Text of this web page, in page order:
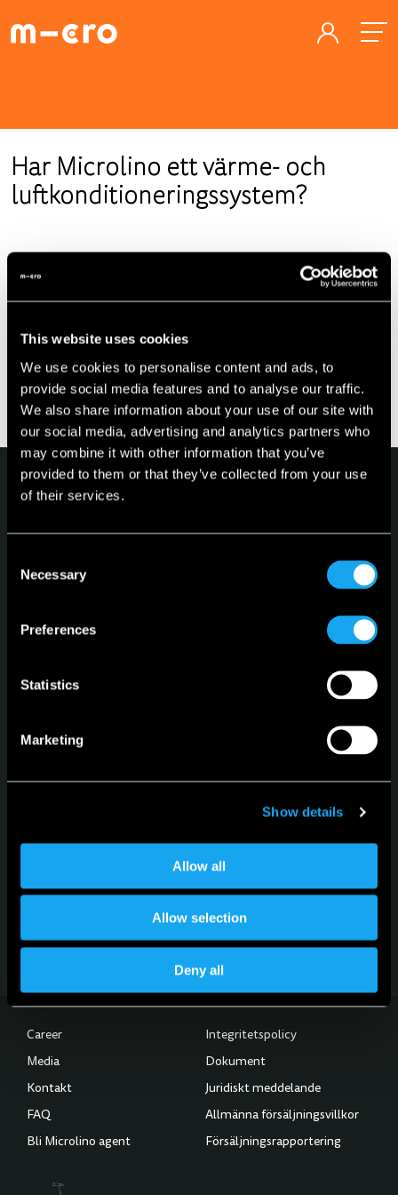
This website uses cookies
We use cookies to personalise content and ads, to
provide social media features and to analyse our traffic.
We also share information about your use of our site with
our social media, advertising and analytics partners who
may combine it with other information that you’ve
provided to them or that they’ve collected from your use
of their services.
Selection
Necessary
Preferences
Statistics
Marketing
Show details
Allow all
Allow selection
Deny all
Har Microlino ett värme- och
luftkonditioneringssystem?
på 1800 W, som avfrostar rutorna och värmer upp kupén
på mycket kort tid. Bakrutan avfrostas med hjälp av
fläkten blåsa frisk luft in i interiören i två styrkor. Det finns
ingen luftkonditionering. De två skjutbara fönstren,
takluckan eller fläkten säkerställer tillräcklig
luftcirkulation.
Anmäl dig till nyhetsbrevet
Prenumerera på nyhetsbrevet
Career
Media
Kontakt
FAQ
Bli Microlino agent
Integritetspolicy
Dokument
Juridiskt meddelande
Allmänna försäljningsvillkor
Försäljningsrapportering